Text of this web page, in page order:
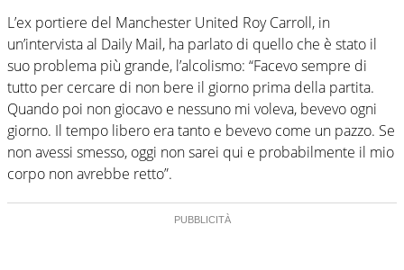
L’ex portiere del Manchester United Roy Carroll, in
un’intervista al Daily Mail, ha parlato di quello che è stato il
suo problema più grande, l’alcolismo: “Facevo sempre di
tutto per cercare di non bere il giorno prima della partita.
Quando poi non giocavo e nessuno mi voleva, bevevo ogni
giorno. Il tempo libero era tanto e bevevo come un pazzo. Se
non avessi smesso, oggi non sarei qui e probabilmente il mio
corpo non avrebbe retto”.